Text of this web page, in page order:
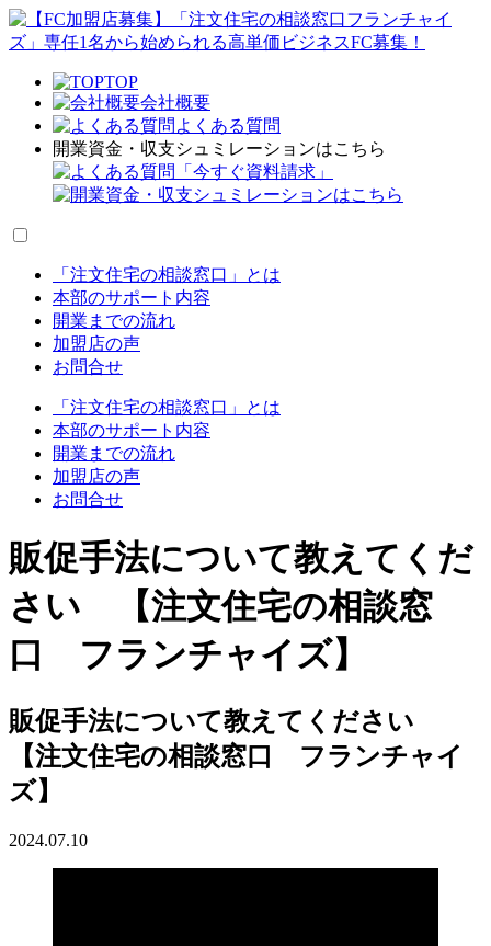
TOP
会社概要
よくある質問
開業資金・収支シュミレーションはこちら
「今すぐ資料請求」
「注文住宅の相談窓口」とは
本部のサポート内容
開業までの流れ
加盟店の声
お問合せ
「注文住宅の相談窓口」とは
本部のサポート内容
開業までの流れ
加盟店の声
お問合せ
販促手法について教えてくだ
さい 【注文住宅の相談窓
口 フランチャイズ】
販促手法について教えてください
【注文住宅の相談窓口 フランチャイ
ズ】
2024.07.10